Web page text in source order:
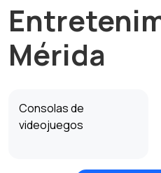
Mérida
Consolas de
videojuegos